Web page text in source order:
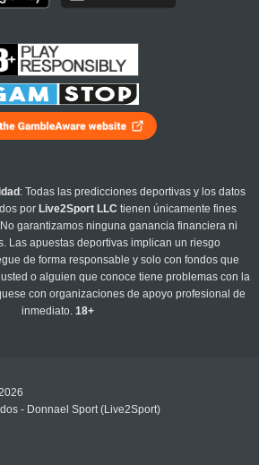
: Todas las predicciones deportivas y los datos
por Live2Sport LLC tienen únicamente fines
garantizamos ninguna ganancia financiera ni
Las apuestas deportivas implican un riesgo
de forma responsable y solo con fondos que
o alguien que conoce tiene problemas con la
con organizaciones de apoyo profesional de
inmediato.18+
- Donnael Sport (Live2Sport)